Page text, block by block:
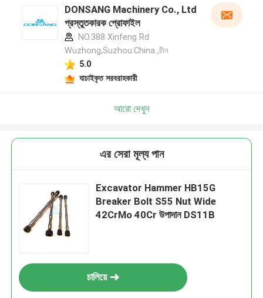
DONSANG Machinery Co., Ltd
প্রস্তুতকারক প্রোফাইল
NO.388 Xinfeng Rd
Wuzhong,Suzhou.China ,চীন
5.0
যাচাইকৃত সরবরাহকারী
আরো দেখুন
এর সেরা মূল্য পান
Excavator Hammer HB15G
Breaker Bolt S55 Nut Wide
42CrMo 40Cr উপাদান DS11B
চালিয়ে